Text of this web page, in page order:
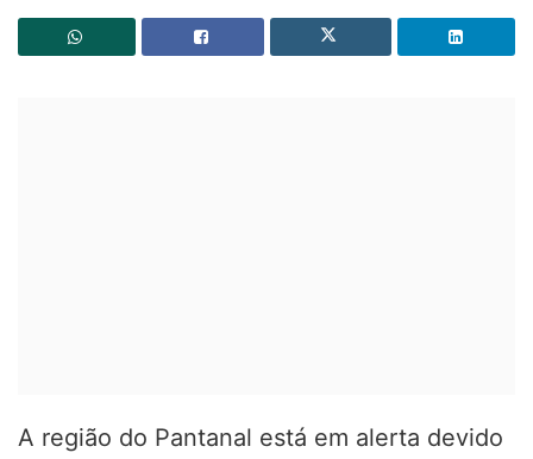
A região do Pantanal está em alerta devido